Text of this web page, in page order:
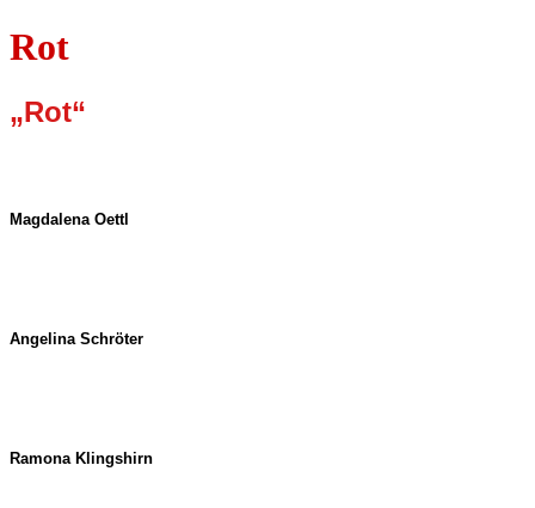
Rot
„Rot“
Magdalena Oettl
Angelina Schröter
Ramona Klingshirn